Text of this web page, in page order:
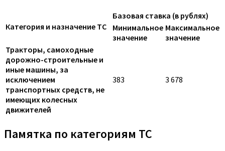
Категория и назначение ТС
Базовая ставка (в рублях)
Минимальное
значение
Максимальное
значение
Тракторы, самоходные
дорожно-строительные и
иные машины, за
исключением
транспортных средств, не
имеющих колесных
движителей
383 3 678
Памятка по категориям ТС